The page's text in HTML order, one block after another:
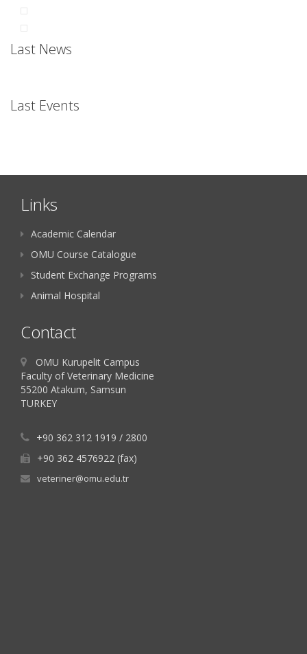
Last News
Last Events
Links
Academic Calendar
OMU Course Catalogue
Student Exchange Programs
Animal Hospital
Contact
OMU Kurupelit Campus
Faculty of Veterinary Medicine
55200 Atakum, Samsun
TURKEY
+90 362 312 1919 / 2800
+90 362 4576922 (fax)
veteriner@omu.edu.tr